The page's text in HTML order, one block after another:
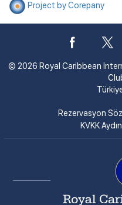
Project by Corepany
© 2026 Royal Caribbean
Rezervasyon
KVKK